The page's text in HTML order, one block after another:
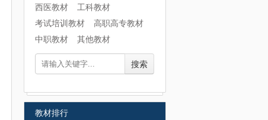
西医教材
工科教材
考试培训教材
高职高专教材
中职教材
其他教材
搜索
教材排行